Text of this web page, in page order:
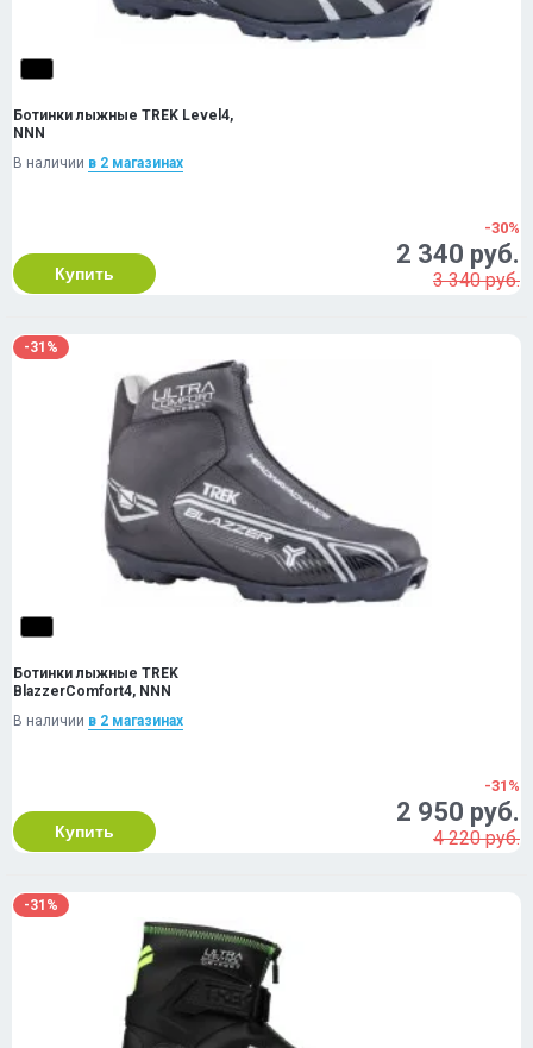
Ботинки лыжные TREK Level4,
NNN
В наличии в 2 магазинах
Купить
-30%
2 340 руб.
3 340 руб.
-31%
Ботинки лыжные TREK
BlazzerComfort4, NNN
В наличии в 2 магазинах
Купить
-31%
2 950 руб.
4 220 руб.
-31%